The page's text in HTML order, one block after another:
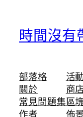
時間沒有
部落格
關於
常見問題集
作者
活
商
區
佈